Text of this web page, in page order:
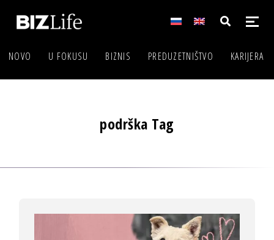
NOVO U FOKUSU BIZNIS PREDUZETNIŠTVO KARIJERA
podrška Tag